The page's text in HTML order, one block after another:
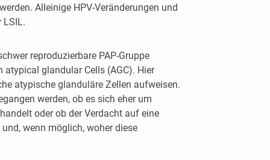
Alleinige HPV-Veränderungen und
LSIL.
reproduzierbare PAP-Gruppe
glandular Cells (AGC). Hier
atypische glanduläre Zellen aufweisen.
werden, ob es sich eher um
oder ob der Verdacht auf eine
wenn möglich, woher diese